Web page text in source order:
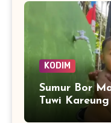
KODIM
Sumur Bor
Tuwi
Sambut